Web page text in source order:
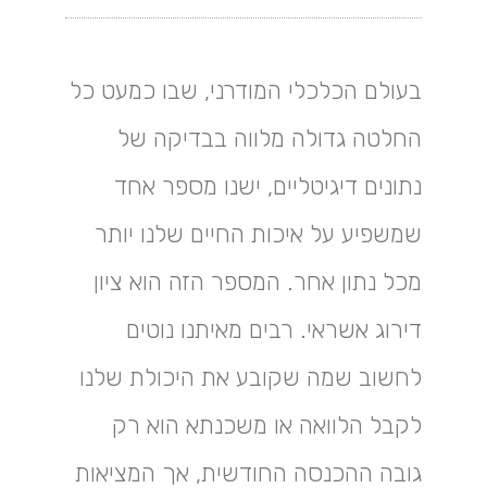
בעולם הכלכלי המודרני, שבו כמעט כל
החלטה גדולה מלווה בבדיקה של
נתונים דיגיטליים, ישנו מספר אחד
שמשפיע על איכות החיים שלנו יותר
מכל נתון אחר. המספר הזה הוא ציון
דירוג אשראי. רבים מאיתנו נוטים
לחשוב שמה שקובע את היכולת שלנו
לקבל הלוואה או משכנתא הוא רק
גובה ההכנסה החודשית, אך המציאות